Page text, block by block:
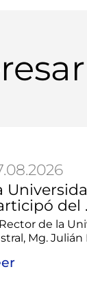
del
de la
Mg. Julián